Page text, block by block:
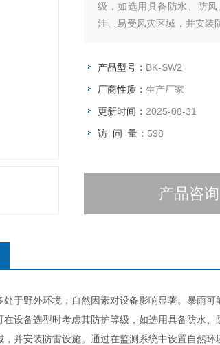
级，如选用具备防水、防
洼、易受风灾区域，并安装
产品型号： BK-SW2
厂商性质： 生产厂家
更新时间： 2025-08-31
访 问 量： 598
产品咨询
野外环境，自然因素对设备影响显著。暴雨可
在设备选型时考虑其防护等级，如选用具备防水
，并安装防雷设施。通过在监测系统中设置自然